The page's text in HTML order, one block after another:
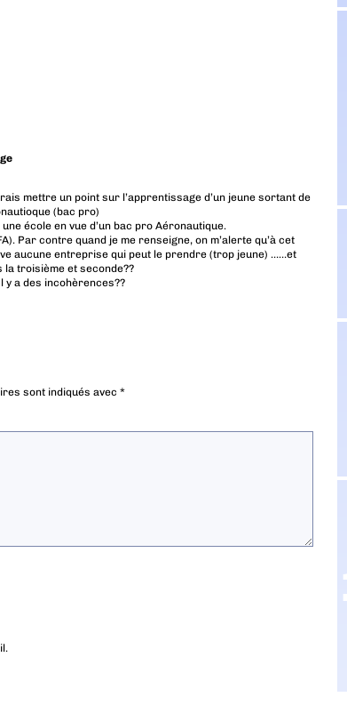
mettre un point sur l’apprentissage d’un jeune sortant de
(bac pro)
école en vue d’un bac pro Aéronautique.
Par contre quand je me renseigne, on m’alerte qu’à cet
aucune entreprise qui peut le prendre (trop jeune) ……et
troisième et seconde??
y a des incohèrences??
sont indiqués avec *